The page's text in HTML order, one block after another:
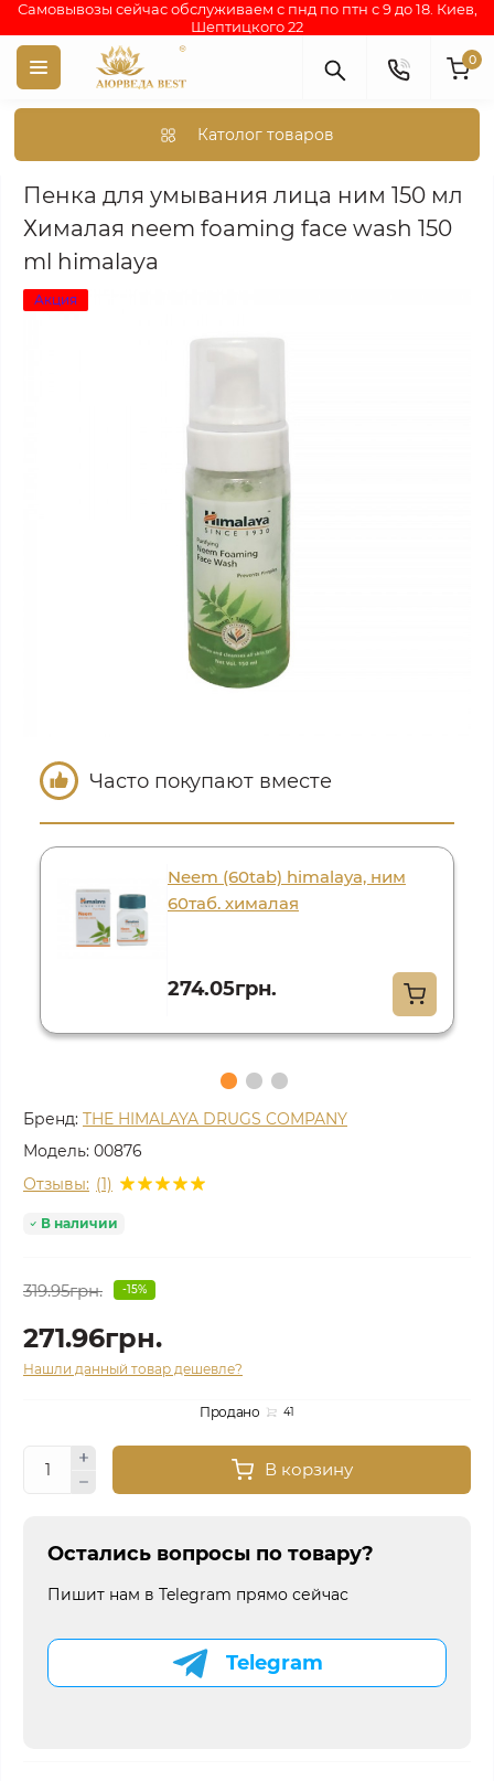
Самовывозы сейчас обслуживаем с пнд по птн с 9 до 18. Киев,
Шептицкого 22
0
Католог товаров
Аюрведа каталог индийских товаров АЮРВЕДИЧЕСКАЯ
Пенка для умывания лица ним 150 мл
Хималая neem foaming face wash 150
ml himalaya
Акция
Часто покупают вместе
Neem (60tab) himalaya, ним
60таб. хималая
274.05грн.
Бренд: THE HIMALAYA DRUGS COMPANY
Модель: 00876
Отзывы: (1)
В наличии
319.95грн. -15%
271.96грн.
Нашли данный товар дешевле?
Продано 41
В корзину
Остались вопросы по товару?
Пишит нам в Telegram прямо сейчас
Telegram